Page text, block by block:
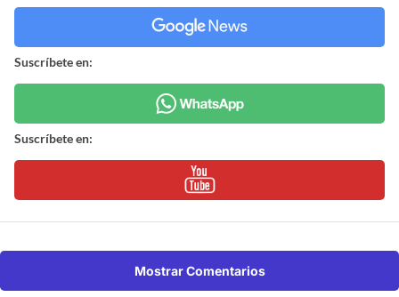
Suscríbete en:
Suscríbete en:
Mostrar Comentarios